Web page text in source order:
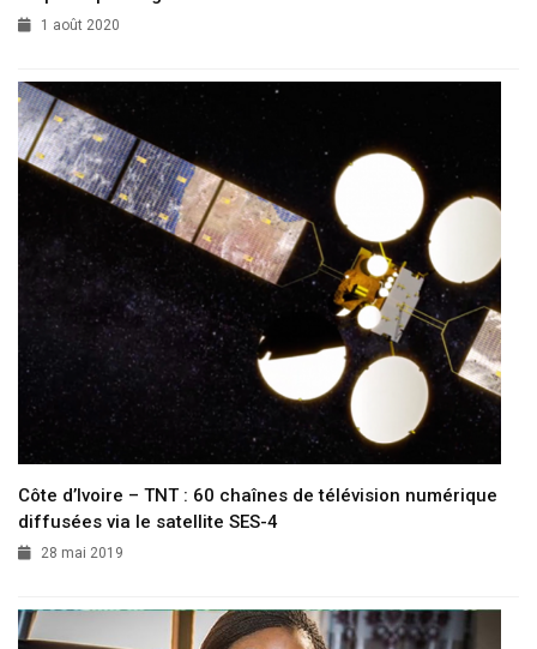
1 août 2020
Côte d’Ivoire – TNT : 60 chaînes de télévision numérique
diffusées via le satellite SES-4
28 mai 2019